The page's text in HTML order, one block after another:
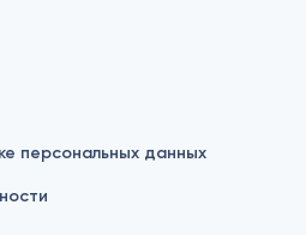
персональных данных